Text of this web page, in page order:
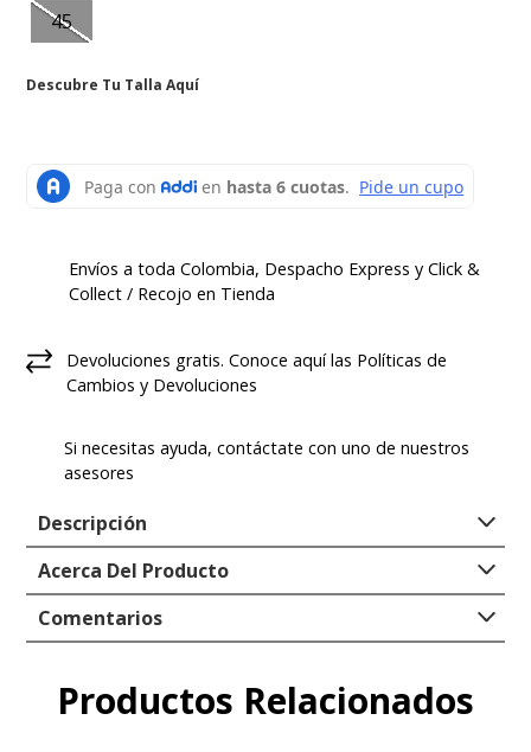
45
Descubre Tu Talla Aquí
Envíos a toda Colombia, Despacho Express y Click &
Collect / Recojo en Tienda
Devoluciones gratis. Conoce aquí las Políticas de
Cambios y Devoluciones
Si necesitas ayuda, contáctate con uno de nuestros
asesores
Descripción
Hush Puppies llega esta temporada plasmando toda
la moda, estilo y comodidad que necesitas en tu día a
día. Nuestro botín para hombre, de diseño casual y
confort y estilo único.
Acerca Del Producto
Tipo
Genero:Hombre
S.A.S.
Registro SIC:900136788-4
Comentarios
Comentarios
Productos Relacionados